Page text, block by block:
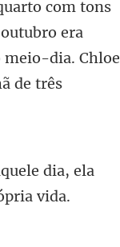
era
meio-dia. Chloe
dia, ela